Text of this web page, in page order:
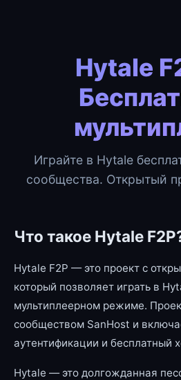
Hytale
Играйте в Hytale
сообщества. Открытый
Что такое Hytale
Hytale F2P — это проект с
который позволяет играть в
мультиплеерном режиме.
сообществом SanHost и
аутентификации и бесплатный
Hytale — это долгожданная